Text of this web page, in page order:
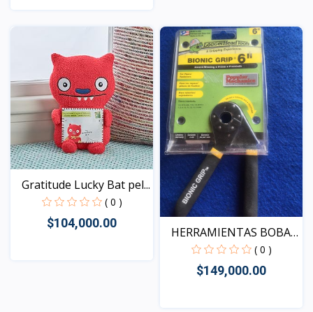
Vista
Gratitude Lucky Bat pel...
( 0 )
$104,000.00
HERRAMIENTAS BOBA
AGARR...
( 0 )
$149,000.00